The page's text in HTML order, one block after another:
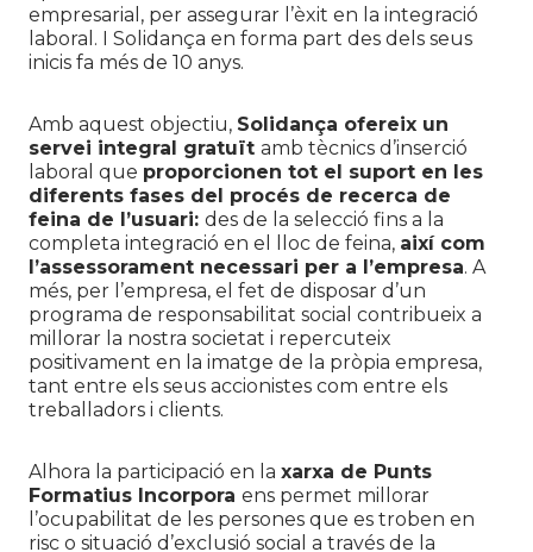
empresarial, per assegurar l’èxit en la integració
laboral. I Solidança en forma part des dels seus
inicis fa més de 10 anys.
Amb aquest objectiu, Solidança ofereix un
servei integral gratuït amb tècnics d’inserció
laboral que proporcionen tot el suport en les
diferents fases del procés de recerca de
feina de l’usuari: des de la selecció fins a la
completa integració en el lloc de feina, així com
l’assessorament necessari per a l’empresa. A
més, per l’empresa, el fet de disposar d’un
programa de responsabilitat social contribueix a
millorar la nostra societat i repercuteix
positivament en la imatge de la pròpia empresa,
tant entre els seus accionistes com entre els
treballadors i clients.
Alhora la participació en la xarxa de Punts
Formatius Incorpora ens permet millorar
l’ocupabilitat de les persones que es troben en
risc o situació d’exclusió social a través de la